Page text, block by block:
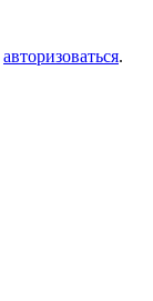
авторизоваться.